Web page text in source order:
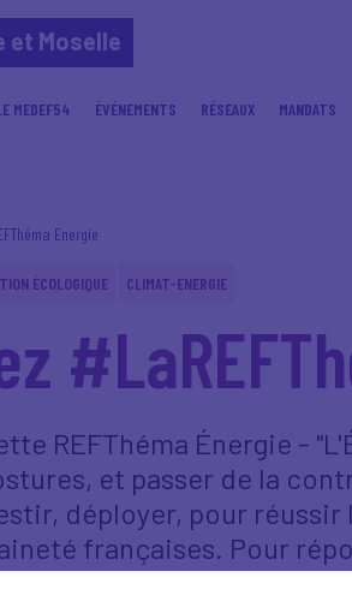
et Moselle
MEDEF54 ÉVÉNEMENTS RÉSEAUX MANDATS
Energie
ÉCOLOGIQUE CLIMAT-ENERGIE
REFThéma Énergie -
et passer de la
déployer, pour
françaises. Pour
des responsables